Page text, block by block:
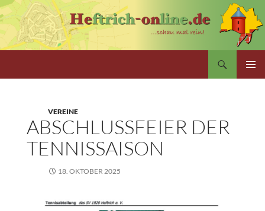
Zum
Inhalt
springen
VEREINE
ABSCHLUSSFEIER DER
TENNISSAISON
18. OKTOBER 2025